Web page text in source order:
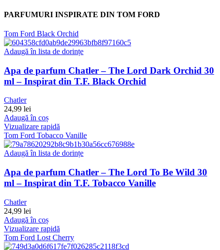
PARFUMURI INSPIRATE DIN TOM FORD
Tom Ford Black Orchid
Adaugă în lista de dorințe
Apa de parfum Chatler – The Lord Dark Orchid 30
ml – Inspirat din T.F. Black Orchid
Chatler
24,99 lei
Adaugă în coș
Vizualizare rapidă
Tom Ford Tobacco Vanille
Adaugă în lista de dorințe
Apa de parfum Chatler – The Lord To Be Wild 30
ml – Inspirat din T.F. Tobacco Vanille
Chatler
24,99 lei
Adaugă în coș
Vizualizare rapidă
Tom Ford Lost Cherry